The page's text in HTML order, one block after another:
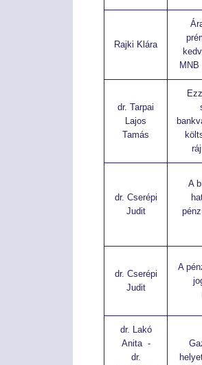
Rajki Klára
dr. Tarpai
Lajos
Tamás
dr. Cserépi
Judit
A
dr. Cserépi
Judit
A
dr. Lakó
Anita -
dr.